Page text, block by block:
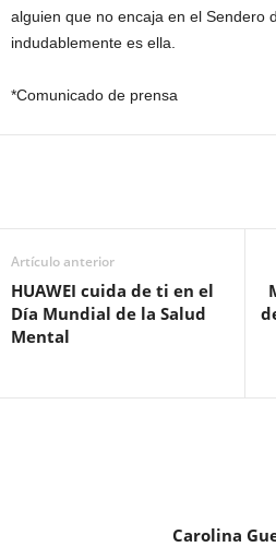
alguien que no encaja en el Sendero
indudablemente es ella.
*Comunicado de prensa
Artículo anterior
HUAWEI cuida de ti en el
Día Mundial de la Salud
Mental
Carolina